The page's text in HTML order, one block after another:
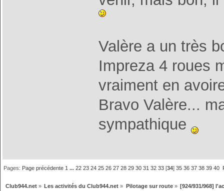
Valère a un très
Impreza 4 roues
vraiment en
Bravo Valère...
sympathique
Pages: Page précédente 1 ...22 23 24 25 26 27 28 29 30 31 32 33 [34]35 36 37 38 39 40
Club944.net» Les activités du Club944.net » Pilotage sur route» [924/931/968]